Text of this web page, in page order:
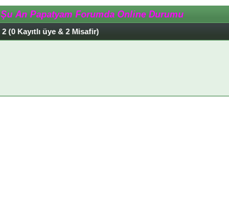
Şu An Papatyam Forumda Online Durumu
2 (0 Kayıtlı üye & 2 Misafir)